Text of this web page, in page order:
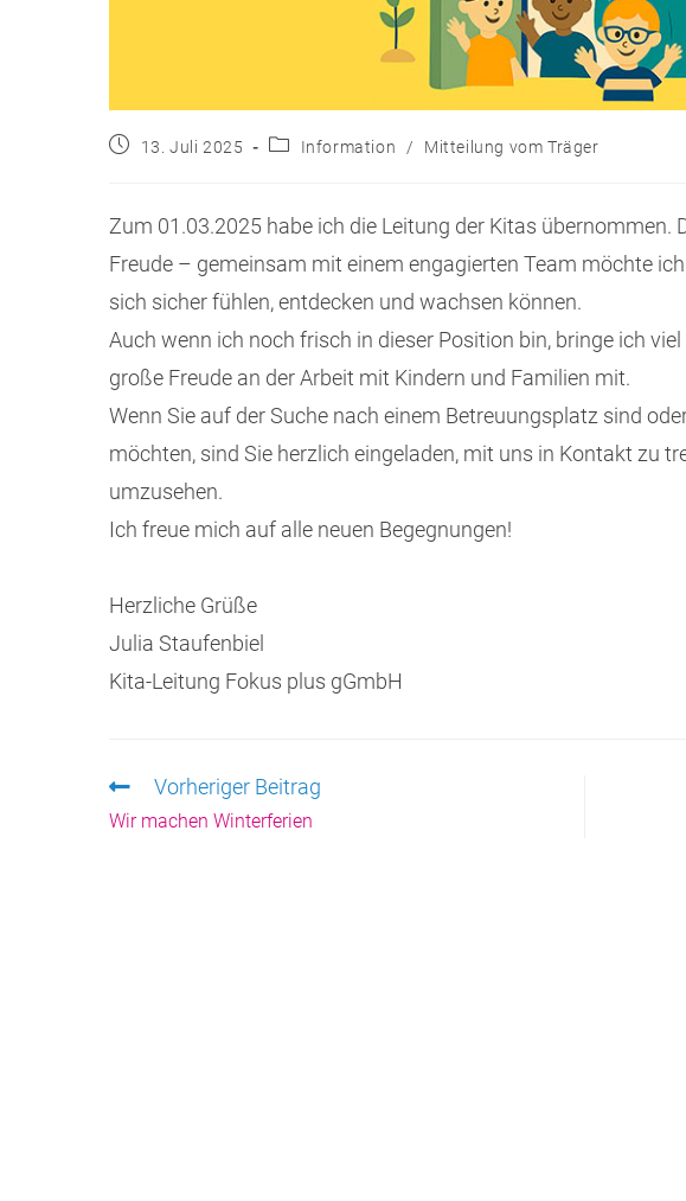
13. Juli 2025 Information / Mitteilung vom Träger
Zum 01.03.2025 habe ich die Leitung der Kitas
Freude – gemeinsam mit einem engagierten Team möchte
sich sicher fühlen, entdecken und wachsen können.
Auch wenn ich noch frisch in dieser Position bin, bringe ich
große Freude an der Arbeit mit Kindern und Familien mit.
Wenn Sie auf der Suche nach einem Betreuungsplatz sind
möchten, sind Sie herzlich eingeladen, mit uns in Kontakt zu
umzusehen.
Ich freue mich auf alle neuen Begegnungen!
Herzliche Grüße
Julia Staufenbiel
Kita-Leitung Fokus plus gGmbH
Vorheriger Beitrag
Wir machen Winterferien